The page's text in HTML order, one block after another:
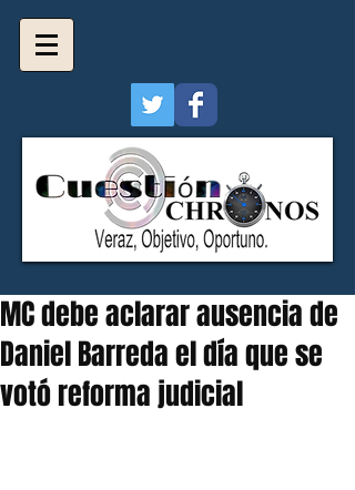
MC debe aclarar ausencia de
Daniel Barreda el día que se
votó reforma judicial